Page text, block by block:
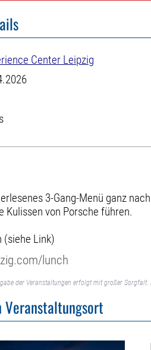
Center Leipzig
3-Gang-Menü ganz
Kulissen von Porsche führen.
(siehe Link)
lunch
der Veranstaltungen erfolgt mit großer